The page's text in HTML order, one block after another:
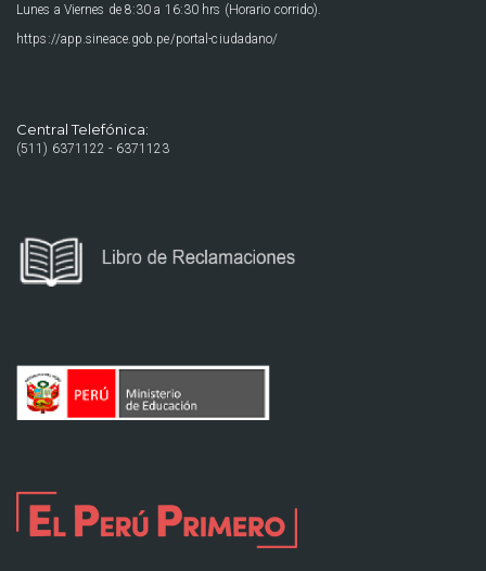
Lunes a Viernes de 8:30 a 16:30 hrs (Horario corrido).
https://app.sineace.gob.pe/portal-ciudadano/
Central Telefónica:
(511) 6371122 - 6371123